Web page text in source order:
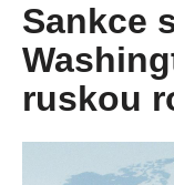
Sankce
ruskou